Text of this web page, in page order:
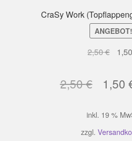
CraSy Work
ANGEBOT!
2,50€
2,50
1,50
2,50€ 1,50
inkl. 19 %
zzgl.